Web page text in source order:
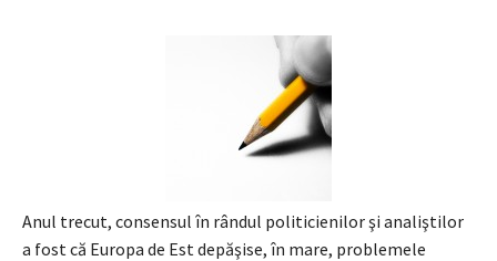
Anul trecut, consensul în rândul politicienilor şi analiştilor
a fost că Europa de Est depăşise, în mare, problemele